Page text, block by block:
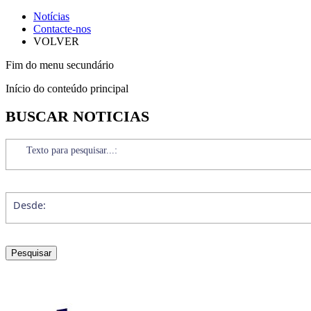
Notícias
Contacte-nos
VOLVER
Fim do menu secundário
Início do conteúdo principal
BUSCAR NOTICIAS
Texto para pesquisar...:
Desde: